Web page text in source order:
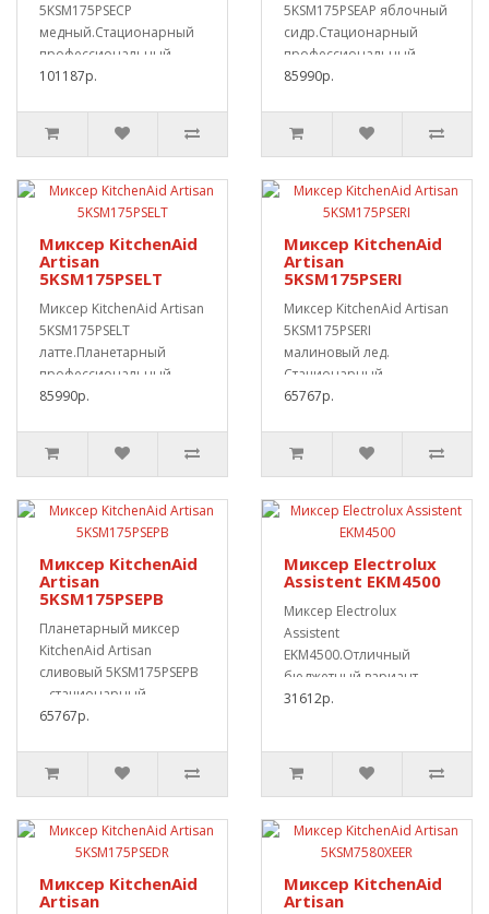
5KSM175PSECP
медный.Стационарный
профессиональный,
подходит и для
101187р.
5KSM175PSEAP яблочный
сидр.Стационарный
профессиональный,
подходит для дом..
85990р.
Миксер KitchenAid
Artisan
5KSM175PSELT
Миксер KitchenAid Artisan
5KSM175PSELT
латте.Планетарный
профессиональный,
подходит и для
85990р.
Миксер KitchenAid
Artisan
5KSM175PSERI
Миксер KitchenAid Artisan
5KSM175PSERI
малиновый лед.
Стационарный
профессиональный,
65767р.
Миксер KitchenAid
Artisan
5KSM175PSEPB
Планетарный миксер
KitchenAid Artisan
сливовый 5KSM175PSEPB
– стационарный
профессиональный
65767р.
Миксер Electrolux
Assistent EKM4500
Миксер Electrolux
Assistent
EKM4500.Отличный
бюджетный вариант
знаменитого KitchenAid
31612р.
Миксер KitchenAid
Artisan
Миксер KitchenAid
Artisan